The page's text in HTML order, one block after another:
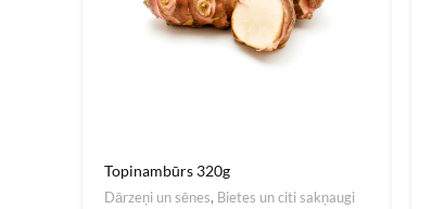
Topinambūrs 320g
Dārzeņi un sēnes, Bietes un citi sakņaugi